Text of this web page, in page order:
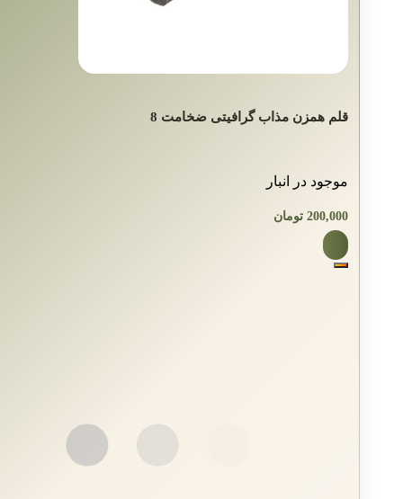
قلم همزن مذاب گرافیتی ضخامت 8
موجود در انبار
200,000 تومان